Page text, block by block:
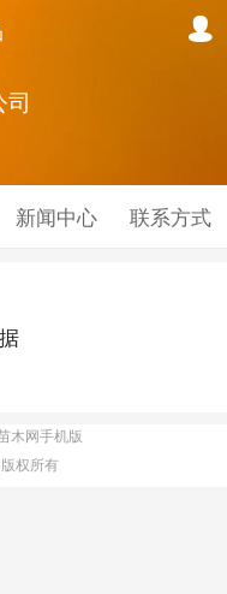
新闻中心 联系方式
木网手机版
权所有